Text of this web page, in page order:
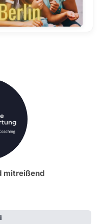
mitreißend
empfehlenswert